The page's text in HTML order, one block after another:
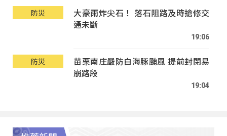
防災
大豪雨炸尖石！ 落石阻路及時搶修交
通未斷
19:06
防災
苗栗南庄嚴防白海豚颱風 提前封閉易
崩路段
19:04